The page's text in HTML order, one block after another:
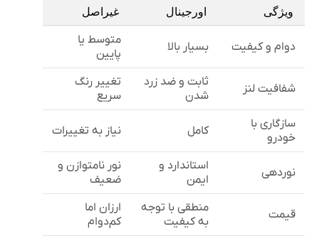
ویژگی اورجینال غیراصل
دوام و کیفیت بسیار بالا
متوسط یا
پایین
شفافیت لنز
ثابت و ضد زرد
شدن
تغییر رنگ
سریع
سازگاری با
خودرو
کامل نیاز به تغییرات
نوردهی
استاندارد و
ایمن
نور نامتوازن و
ضعیف
قیمت
منطقی با توجه
به کیفیت
ارزان اما
کم‌دوام